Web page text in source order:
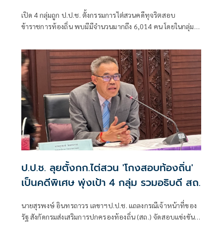
เปิด 4 กลุ่มถูก ป.ป.ช. ตั้งกรรมการไต่สวนคดีทุจริตสอบ
ข้าราชการท้องถิ่น พบมีมีจำนวนมากถึง 6,014 คน โดยในกลุ่มผู้
อธิบดีคือ 1.ร.ต.ท.ภพชนก ชลานุเคราะห์ ที่ดำรงตำแหน่งอธิบดี
กรมส่งเสริมการปกครองท้องถิ่น วันที่ 29 ก.ค.-11 พ.ย. 2568
ป.ป.ช. ลุยตั้งกก.ไต่สวน 'โกงสอบท้องถิ่น'
เป็นคดีพิเศษ พุ่งเป้า 4 กลุ่ม รวมอธิบดี สถ.
นายสุรพงษ์ อินทรถาวร เลขาฯป.ป.ช. แถลงกรณีเจ้าหน้าที่ของ
รัฐ สังกัดกรมส่งเสริมการปกครองท้องถิ่น (สถ.) จัดสอบแข่งขัน